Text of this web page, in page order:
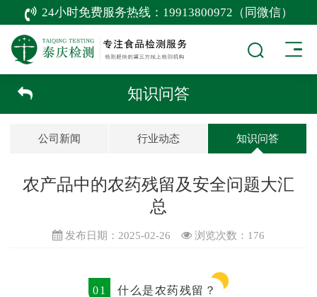
24小时免费服务热线： 19913800972（同微信）
知识问答
公司新闻 行业动态 知识问答
农产品中的农药残留及安全问题大汇
总
发布日期：2025-02-26 浏览次数： 176
01 什么是农药残留？